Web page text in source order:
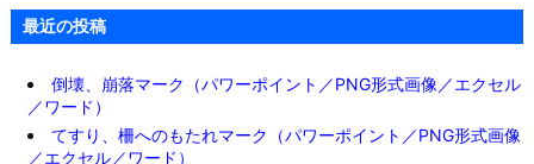
最近の投稿
倒壊、崩落マーク（パワーポイント／PNG形式画像／エクセル
／ワード）
てすり、柵へのもたれマーク（パワーポイント／PNG形式画像
／エクセル／ワード）